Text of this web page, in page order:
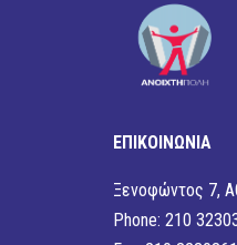
ΕΠΙΚΟΙΝΩΝΙΑ
Ξενοφώντος 7,
Phone: 210